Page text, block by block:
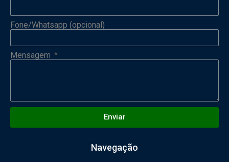
Fone/Whatsapp (opcional)
Mensagem
Enviar
Navegação